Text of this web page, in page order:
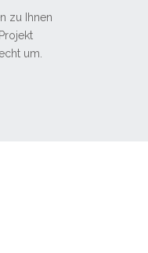
zu Ihnen
um.